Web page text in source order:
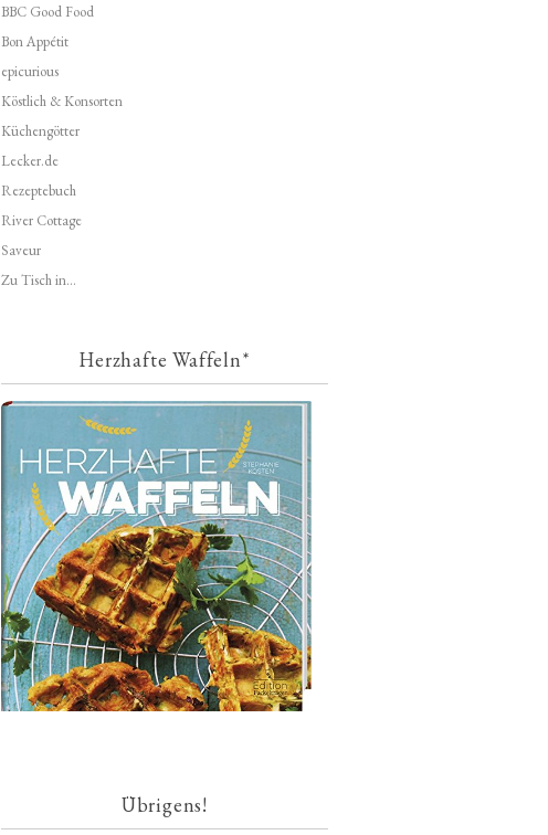
BBC Good Food
Bon Appétit
epicurious
Köstlich & Konsorten
Küchengötter
Lecker.de
Rezeptebuch
River Cottage
Saveur
Zu Tisch in...
Herzhafte Waffeln*
Übrigens!